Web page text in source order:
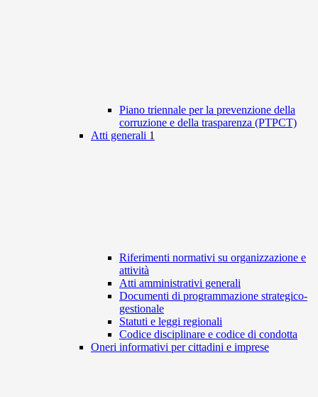
Piano triennale per la prevenzione della
corruzione e della trasparenza (PTPCT)
Atti generali 1
Riferimenti normativi su organizzazione e
attività
Atti amministrativi generali
Documenti di programmazione strategico-
gestionale
Statuti e leggi regionali
Codice disciplinare e codice di condotta
Oneri informativi per cittadini e imprese